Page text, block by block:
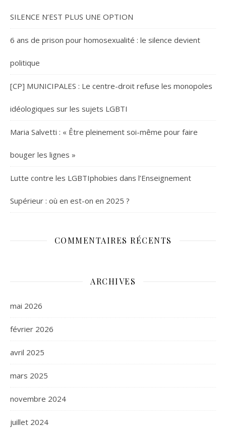
SILENCE N’EST PLUS UNE OPTION
6 ans de prison pour homosexualité : le silence devient
politique
[CP] MUNICIPALES : Le centre-droit refuse les monopoles
idéologiques sur les sujets LGBTI
Maria Salvetti : « Être pleinement soi-même pour faire
bouger les lignes »
Lutte contre les LGBTIphobies dans l’Enseignement
Supérieur : où en est-on en 2025 ?
COMMENTAIRES RÉCENTS
ARCHIVES
mai 2026
février 2026
avril 2025
mars 2025
novembre 2024
juillet 2024